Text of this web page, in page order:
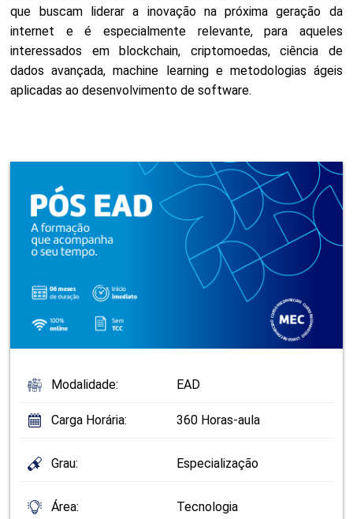
Modalidade: EAD
Carga Horária: 360 Horas-aula
Grau: Especialização
Área: Tecnologia
que buscam liderar a inovação na próxima geração da
internet e é especialmente relevante, para aqueles
interessados em blockchain, criptomoedas, ciência de
dados avançada, machine learning e metodologias ágeis
aplicadas ao desenvolvimento de software.